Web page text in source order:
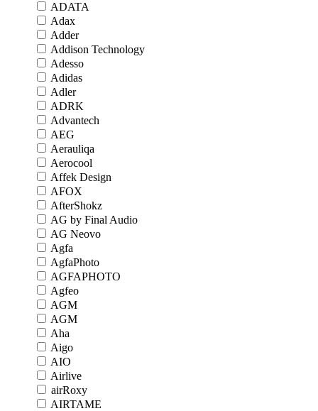
ADATA
Adax
Adder
Addison Technology
Adesso
Adidas
Adler
ADRK
Advantech
AEG
Aerauliqa
Aerocool
Affek Design
AFOX
AfterShokz
AG by Final Audio
AG Neovo
Agfa
AgfaPhoto
AGFAPHOTO
Agfeo
AGM
AGM
Aha
Aigo
AIO
Airlive
airRoxy
AIRTAME